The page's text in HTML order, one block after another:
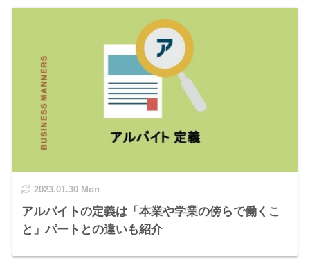
2023.01.30 Mon
アルバイトの定義は「本業や学業の傍らで働くこ
と」パートとの違いも紹介